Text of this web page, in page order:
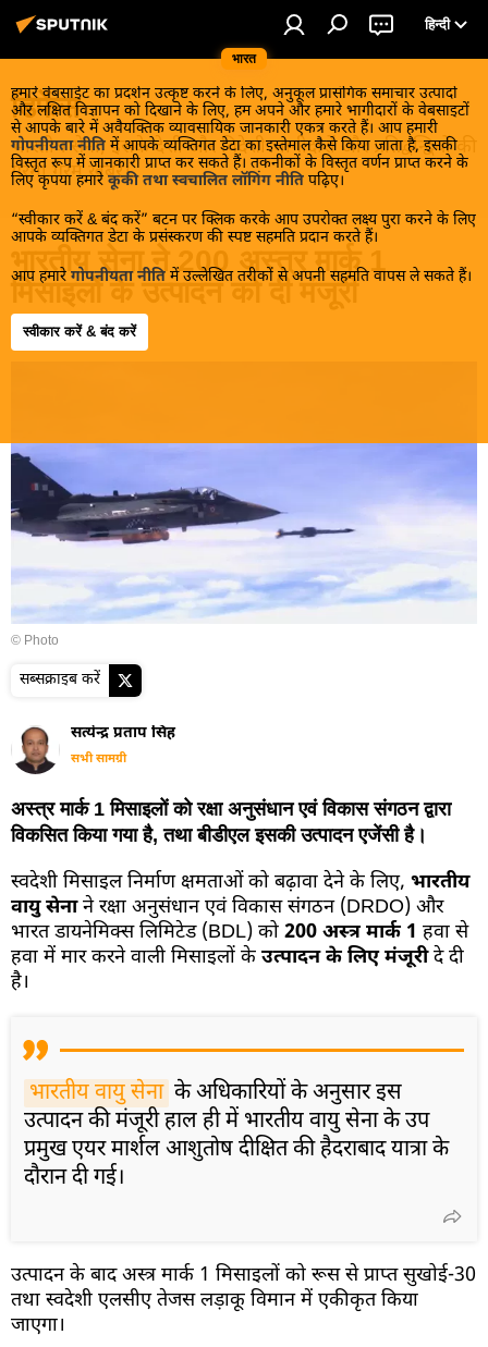
भारत
हिन्दी
हमारे वेबसाईट का प्रदर्शन उत्कृष्ट करने के लिए, अनुकूल प्रासंगिक समाचार उत्पादों
और लक्षित विज्ञापन को दिखाने के लिए, हम अपने और हमारे भागीदारों के वेबसाइटों
से आपके बारे में अवैयक्तिक व्यावसायिक जानकारी एकत्र करते हैं। आप हमारी
गोपनीयता नीति में आपके व्यक्तिगत डेटा का इस्तेमाल कैसे किया जाता है, इसकी
विस्तृत रूप में जानकारी प्राप्त कर सकते हैं। तकनीकों के विस्तृत वर्णन प्राप्त करने के
लिए कृपया हमारे कूकी तथा स्वचालित लॉगिंग नीति पढ़िए।
“स्वीकार करें & बंद करें” बटन पर क्लिक करके आप उपरोक्त लक्ष्य पुरा करने के लिए
आपके व्यक्तिगत डेटा के प्रसंस्करण की स्पष्ट सहमति प्रदान करते हैं।
आप हमारे गोपनीयता नीति में उल्लेखित तरीकों से अपनी सहमति वापस ले सकते हैं।
स्वीकार करें & बंद करें
डिफेंस
भारतीय सेना, इसके देशी और विदेशी भागीदारों और प्रतिद्वन्द्वियों की
गरमा गरम खबरें।
भारतीय सेना ने 200 अस्त्र मार्क 1
मिसाइलों के उत्पादन को दी मंजूरी
13:30 05.08.2024
© Photo
सब्सक्राइब करें
सत्येन्द्र प्रताप सिंह
सभी सामग्री
अस्त्र मार्क 1 मिसाइलों को रक्षा अनुसंधान एवं विकास संगठन द्वारा
विकसित किया गया है, तथा बीडीएल इसकी उत्पादन एजेंसी है।
स्वदेशी मिसाइल निर्माण क्षमताओं को बढ़ावा देने के लिए, भारतीय
वायु सेनाने रक्षा अनुसंधान एवं विकास संगठन (DRDO) और
भारत डायनेमिक्स लिमिटेड (BDL) को 200 अस्त्र मार्क 1 हवा से
हवा में मार करने वाली मिसाइलों के उत्पादन के लिए मंजूरीदे दी
है।
भारतीय वायु सेना के अधिकारियों के अनुसार इस
उत्पादन की मंजूरी हाल ही में भारतीय वायु सेना के उप
प्रमुख एयर मार्शल आशुतोष दीक्षित की हैदराबाद यात्रा के
दौरान दी गई।
उत्पादन के बाद अस्त्र मार्क 1 मिसाइलों को रूस से प्राप्त सुखोई-30
तथा स्वदेशी एलसीए तेजस लड़ाकू विमान में एकीकृत किया
जाएगा।